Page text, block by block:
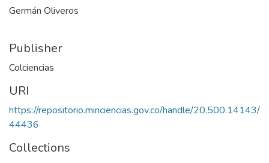
Germán Oliveros
Publisher
Colciencias
URI
https://repositorio.minciencias.gov.co/handle/20.500.14143/
44436
Collections